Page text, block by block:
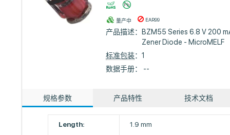
量产中 EAR99
产品描述：
BZM55 Series 6.8 V 200
Zener Diode - MicroMELF
标准包装：1
数据手册： --
规格参数 产品特性 技术文档
Length: 1.9 mm